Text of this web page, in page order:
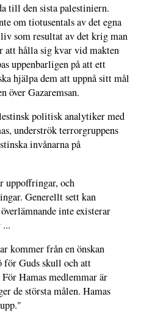
till den sista palestiniern.
om tiotusentals av det egna
som resultat av det krig man
att hålla sig kvar vid makten
uppenbarligen på att ett
hjälpa dem att uppnå sitt mål
över Gazaremsan.
politisk analytiker med
underströk terrorgruppens
invånarna på
uppoffringar, och
Generellt sett kan
inte existerar
...
kommer från en önskan
för Guds skull och att
Hamas medlemmar är
de största målen. Hamas